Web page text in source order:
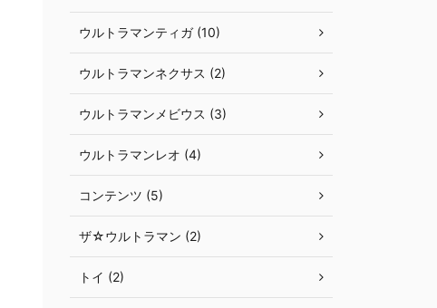
ウルトラマンティガ (10)
ウルトラマンネクサス (2)
ウルトラマンメビウス (3)
ウルトラマンレオ (4)
コンテンツ (5)
ザ☆ウルトラマン (2)
トイ (2)